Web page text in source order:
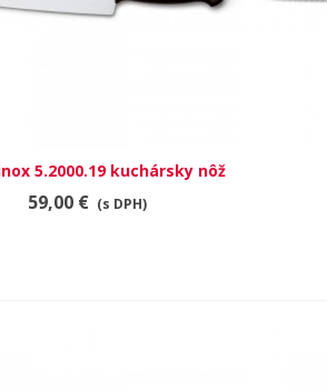
RÝCHLY NÁHĽAD
5.2000.19 kuchársky nôž
59,00 € (s DPH)